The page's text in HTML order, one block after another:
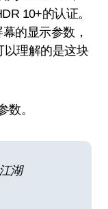
10+的认证。
的显示参数，
以理解的是这块
数。
湖